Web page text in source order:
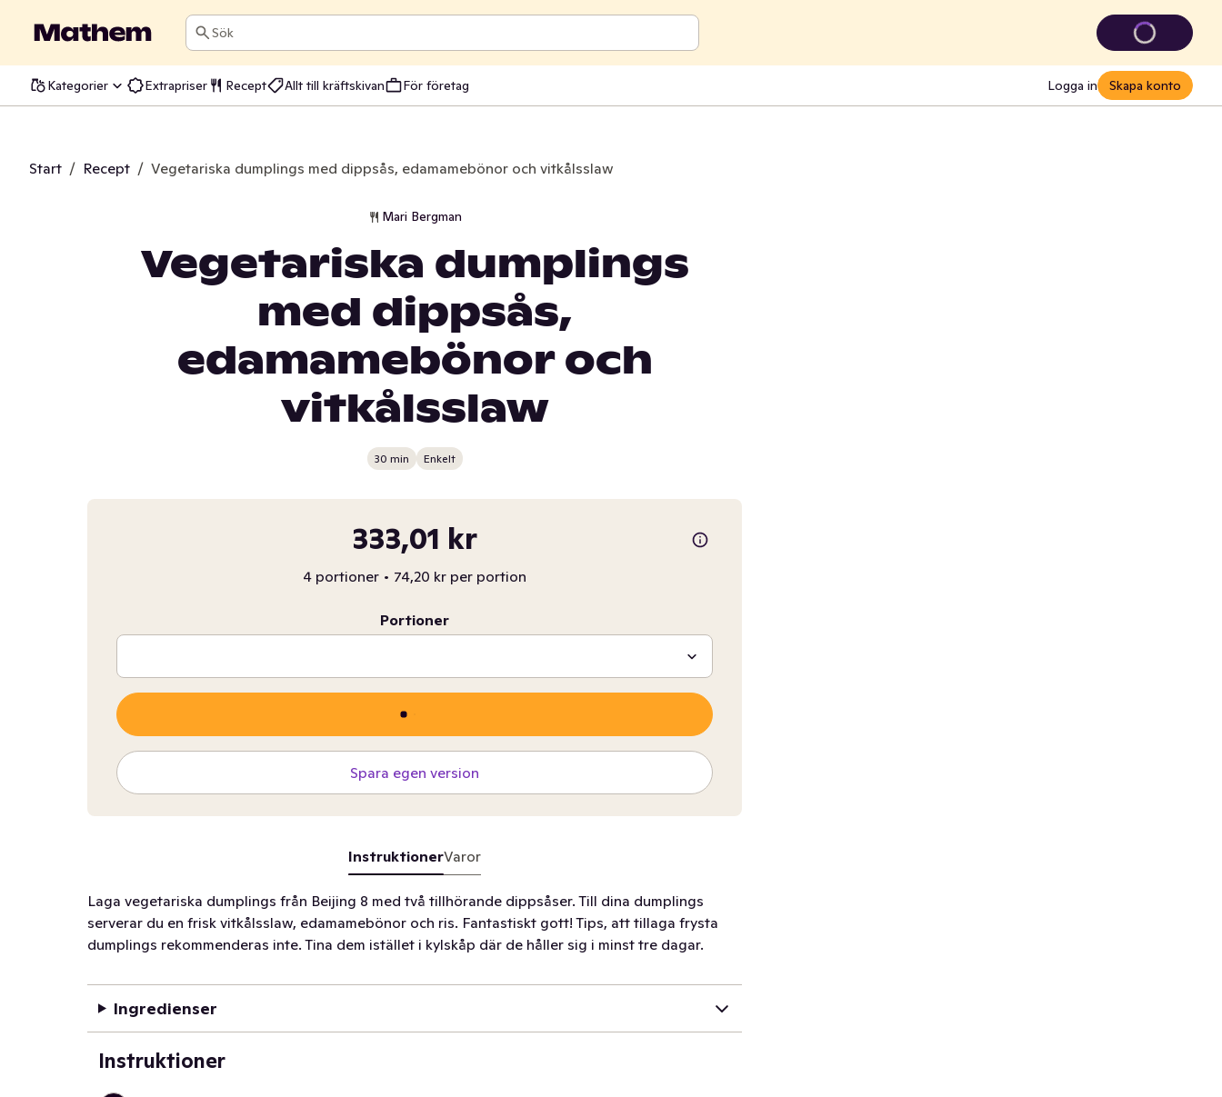
Sök
Kategorier Extrapriser Recept Allt till kräftskivan För företag Logga in Skapa konto
Start / Recept / Vegetariska dumplings med dippsås, edamamebönor och vitkålsslaw
Mari Bergman
Vegetariska dumplings
med dippsås,
edamamebönor och
vitkålsslaw
30 min Enkelt
333,01 kr
4 portioner • 74,20 kr per portion
Portioner
Spara egen version
InstruktionerVaror
Laga vegetariska dumplings från Beijing 8 med två tillhörande dippsåser. Till dina dumplings
serverar du en frisk vitkålsslaw, edamamebönor och ris. Fantastiskt gott! Tips, att tillaga frysta
dumplings rekommenderas inte. Tina dem istället i kylskåp där de håller sig i minst tre dagar.
Ingredienser
Instruktioner